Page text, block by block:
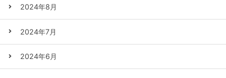
2024年8月
2024年7月
2024年6月